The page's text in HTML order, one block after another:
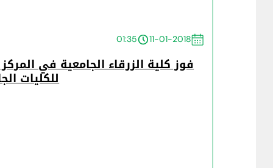
11-01-2018
01:35
فوز كلية الزرقاء الجامعية في
للكليات